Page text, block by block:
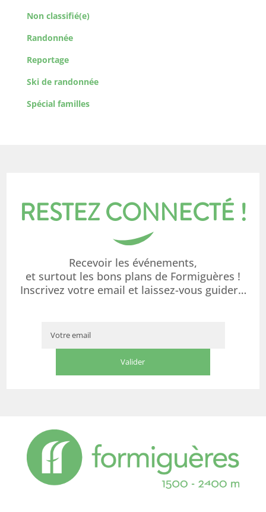
Non classifié(e)
Randonnée
Reportage
Ski de randonnée
Spécial familles
RESTEZ CONNECTÉ !
Recevoir les événements,
et surtout les bons plans de Formiguères !
Inscrivez votre email et laissez-vous guider…